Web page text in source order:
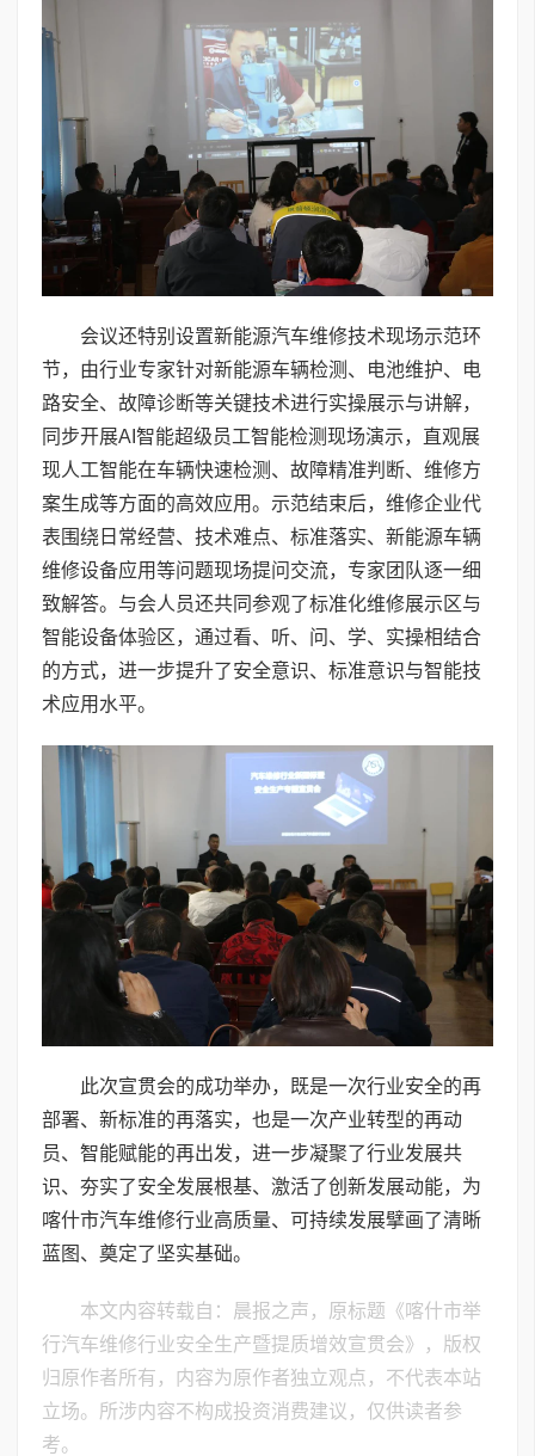
会议还特别设置新能源汽车维修技术现场示范环
节，由行业专家针对新能源车辆检测、电池维护、电
路安全、故障诊断等关键技术进行实操展示与讲解，
同步开展AI智能超级员工智能检测现场演示，直观展
现人工智能在车辆快速检测、故障精准判断、维修方
案生成等方面的高效应用。示范结束后，维修企业代
表围绕日常经营、技术难点、标准落实、新能源车辆
维修设备应用等问题现场提问交流，专家团队逐一细
致解答。与会人员还共同参观了标准化维修展示区与
智能设备体验区，通过看、听、问、学、实操相结合
的方式，进一步提升了安全意识、标准意识与智能技
术应用水平。
此次宣贯会的成功举办，既是一次行业安全的再
部署、新标准的再落实，也是一次产业转型的再动
员、智能赋能的再出发，进一步凝聚了行业发展共
识、夯实了安全发展根基、激活了创新发展动能，为
喀什市汽车维修行业高质量、可持续发展擘画了清晰
蓝图、奠定了坚实基础。
本文内容转载自：晨报之声，原标题《喀什市举
行汽车维修行业安全生产暨提质增效宣贯会》，版权
归原作者所有，内容为原作者独立观点，不代表本站
立场。所涉内容不构成投资消费建议，仅供读者参
考。